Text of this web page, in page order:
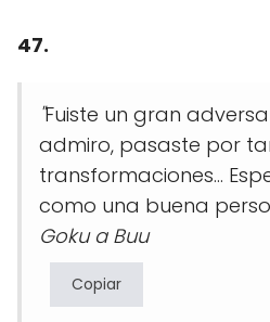
47.
"Fuiste un gran
admiro, pasaste por
transformaciones...
como una buena
Goku a Buu
Copiar